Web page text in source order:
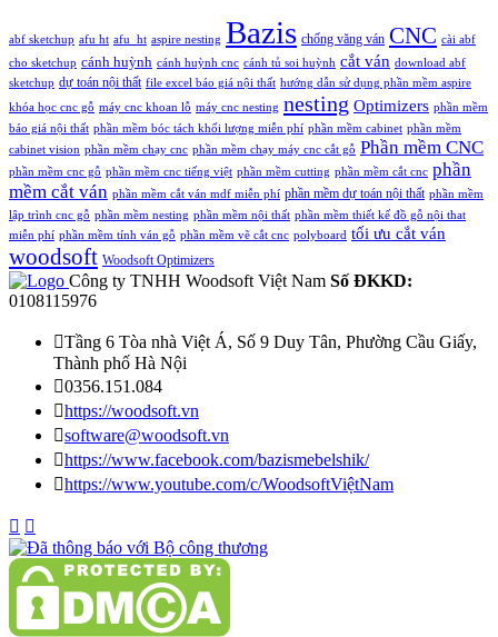
abf sketchup afu ht afu_ht aspire nesting Bazis chống văng ván CNC cài abf
cho sketchup cánh huỳnh cánh huỳnh cnc cánh tủ soi huỳnh cắt ván download abf
sketchup dự toán nội thất file excel báo giá nội thất hướng dẫn sử dụng phần mềm aspire
khóa học cnc gỗ máy cnc khoan lỗ máy cnc nesting nesting Optimizers phần mềm
báo giá nội thất phần mềm bóc tách khối lượng miễn phí phần mềm cabinet phần mềm
cabinet vision phần mềm chạy cnc phần mềm chạy máy cnc cắt gỗ Phần mềm CNC
phần mềm cnc gỗ phần mềm cnc tiếng việt phần mềm cutting phần mềm cắt cnc phần
mềm cắt ván phần mềm cắt ván mdf miễn phí phần mềm dự toán nội thất phần mềm
lập trình cnc gỗ phần mềm nesting phần mềm nội thất phần mềm thiết kế đồ gỗ nội that
miễn phí phần mềm tính ván gỗ phần mềm vẽ cắt cnc polyboard tối ưu cắt ván
woodsoft Woodsoft Optimizers
Công ty TNHH Woodsoft Việt Nam Số ĐKKD:
0108115976
Tầng 6 Tòa nhà Việt Á, Số 9 Duy Tân, Phường Cầu Giấy,
Thành phố Hà Nội
0356.151.084
https://woodsoft.vn
software@woodsoft.vn
https://www.facebook.com/bazismebelshik/
https://www.youtube.com/c/WoodsoftViệtNam
 